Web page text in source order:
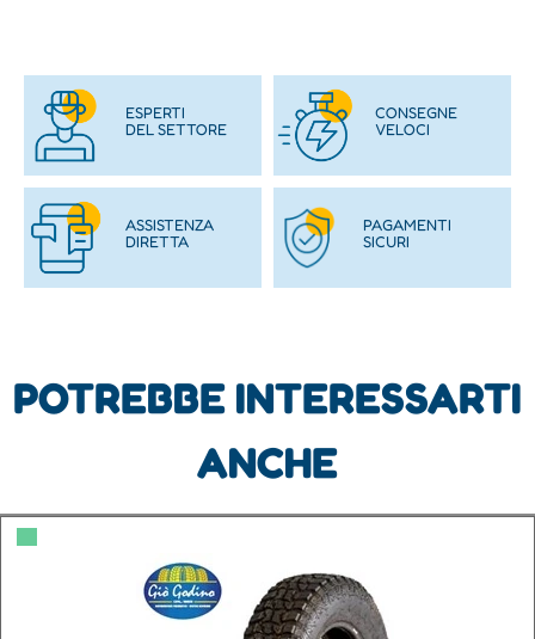
ESPERTI
DEL SETTORE
CONSEGNE
VELOCI
ASSISTENZA
DIRETTA
PAGAMENTI
SICURI
POTREBBE INTERESSARTI
ANCHE
▀